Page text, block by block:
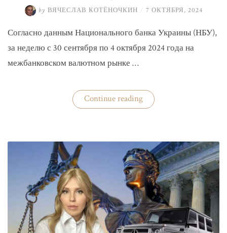
by ВЯЧЕСЛАВ КОТЁНОЧКИН / 7 ОКТЯБРЯ, 2024
Согласно данным Национального банка Украины (НБУ),
за неделю с 30 сентября по 4 октября 2024 года на
межбанковском валютном рынке …
Continue reading«Нацбанк
четвертую
покупает»